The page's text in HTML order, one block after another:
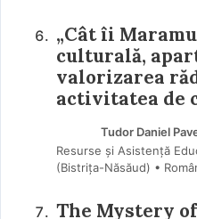
„Cât îi
culturală,
valorizarea
activitatea de
Tudor Daniel
Resurse și Asistență
(Bistriţa-Năsăud) •
The Mystery